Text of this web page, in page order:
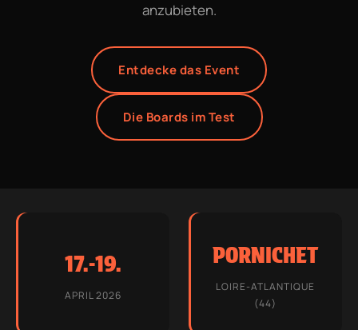
anzubieten.
Entdecke das Event
Die Boards im Test
17.-19.
APRIL 2026
PORNICHET
LOIRE-ATLANTIQUE
(44)